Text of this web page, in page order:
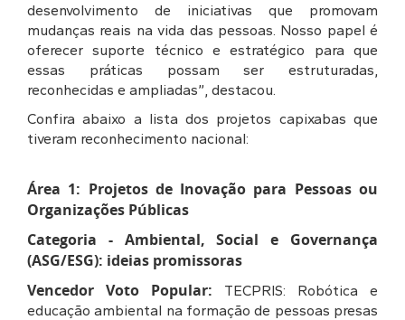
desenvolvimento de iniciativas que promovam
mudanças reais na vida das pessoas. Nosso papel é
oferecer suporte técnico e estratégico para que
essas práticas possam ser estruturadas,
reconhecidas e ampliadas”, destacou.
Confira abaixo a lista dos projetos capixabas que
tiveram reconhecimento nacional:
Área 1: Projetos de Inovação para Pessoas ou
Organizações Públicas
Categoria - Ambiental, Social e Governança
(ASG/ESG): ideias promissoras
Vencedor Voto Popular:
TECPRIS: Robótica e
educação ambiental na formação de pessoas presas